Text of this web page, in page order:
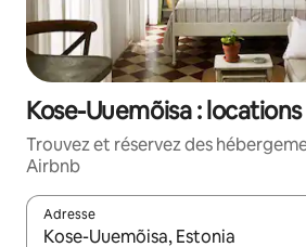
Kose-Uuemõisa :
Trouvez et réservez des
Airbnb
Adresse
Lorsque les résultats s'affichent,